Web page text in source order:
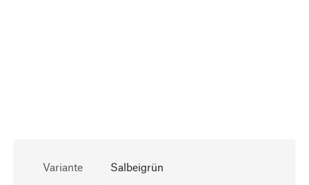
Variante Salbeigrün